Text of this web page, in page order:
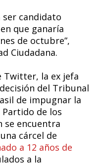
ser candidato
que ganaría
de octubre”,
Ciudadana.
Twitter, la ex jefa
del Tribunal
de impugnar la
de los
se encuentra
cárcel de
a 12 años de
a la